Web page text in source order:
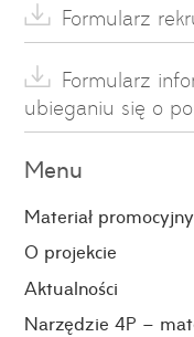
Formularz
Formularz
ubieganiu się o
Menu
Materiał promocyjny
O projekcie
Aktualności
Narzędzie 4P –